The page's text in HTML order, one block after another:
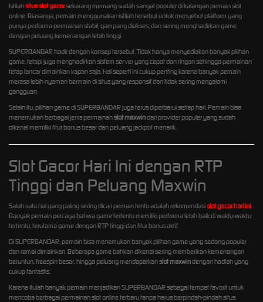
Istilahsitus slot gacorsekarang memang sudah sangat populer di kalangan pemain slot
online. Biasanya, pemain menggunakan istilah tersebut untuk menyebut platform yang
punya performa permainan stabil, gampang diakses, dan sering menghadirkan game
dengan peluang kemenangan lebih tinggi.
SUPERBANDAR hadir dengan konsep tersebut. Tidak hanya menyediakan banyak pilihan
game, tetapi juga menghadirkan sistem server yang cepat dan ringan sehingga permainan
tetap lancar dimainkan kapan saja. Hal seperti ini cukup penting karena banyak pemain
merasa lebih nyaman bermain di situs yang responsif dan tidak sering mengalami
gangguan.
Selain itu, pilihan game di SUPERBANDAR juga terus diperbarui setiap hari. Pemain bisa
menemukan berbagai jenis permainanslot maxwindari provider populer yang sudah
dikenal memiliki fitur bonus besar dan peluang jackpot menarik.
Slot Gacor Hari Ini dengan RTP
Tinggi dan Peluang Maxwin
Salah satu hal yang paling sering dicari pemain tentu adalah rekomendasislot gacor hari ini.
Banyak pemain percaya bahwa game tertentu memiliki performa lebih baik di waktu-waktu
tertentu, terutama game dengan RTP tinggi dan fitur bonus aktif.
Di SUPERBANDAR, pemain bisa menemukan banyak pilihan game yang sedang populer
dan ramai dimainkan. Beberapa game bahkan dikenal sering memberikan kemenangan
beruntun, freespin besar, hingga peluang mendapatkanslot maxwindengan hadiah yang
cukup fantastis.
Karena itulah banyak pemain menjadikan SUPERBANDAR sebagai tempat favorit untuk
mencoba berbagai permainan slot online terbaru tanpa harus berpindah-pindah situs.